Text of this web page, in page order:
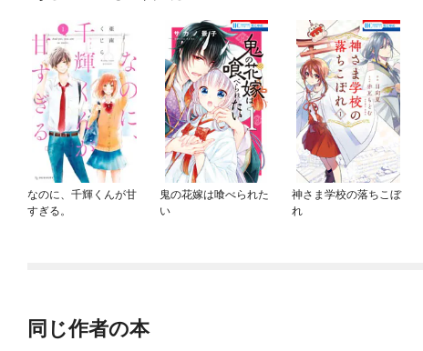
なのに、千輝くんが甘
すぎる。
鬼の花嫁は喰べられた
い
神さま学校の落ちこぼ
れ
同じ作者の本